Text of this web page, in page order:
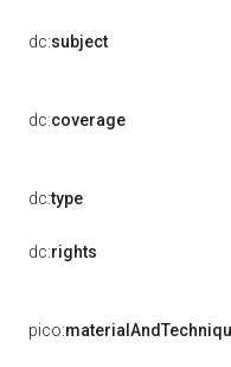
dc:subject
dc:coverage
dc:type
dc:rights
pico: